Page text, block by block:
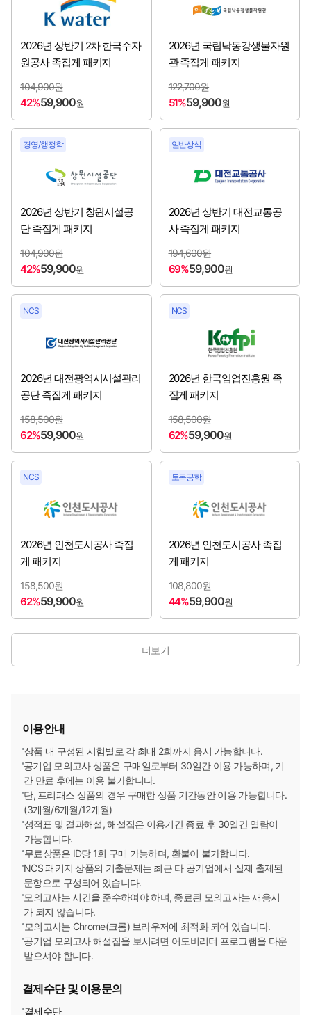
한국수자원공사 [2026년 3분기 채용시작]
한국전력기술㈜ [2026년 3분기 채용시작]
한국지능정보사회진흥원 [2026년 3분기 채용시작]
한국철도공사
한국콘텐츠진흥원 [2026년 3분기 채용시작]
한국투자공사 [2026년 3분기 채용시작]
한국형사·법무정책연구원 [2026년 3분기 채용시작]
한식진흥원
IBK기업은행 [2026년 3분기 채용시작]
공무원연금공단 [2026년 하반기 채용시작]
국립공원공단 [2026년 하반기 채용시작]
국민건강보험공단
국방과학연구소 [2026년 하반기 채용시작]
예금보험공사 [2026년 하반기 채용시작]
한국가스공사 [2026년 하반기 채용시작]
한국무역보험공사
한국사회보장정보원
한국석유공사
한국수출입은행
한국인터넷진흥원
한국장학재단
한국재정정보원 [2026년 하반기 채용시작]
한국중부발전㈜
2026년 상반기 2차 한국수자
원공사 족집게 패키지
104,900원
42%59,900원
2026년 국립낙동강생물자원
관 족집게 패키지
122,700원
51%59,900원
경영/행정학
2026년 상반기 창원시설공
단 족집게 패키지
104,900원
42%59,900원
일반상식
2026년 상반기 대전교통공
사 족집게 패키지
194,600원
69%59,900원
NCS
2026년 대전광역시시설관리
공단 족집게 패키지
158,500원
62%59,900원
NCS
2026년 한국임업진흥원 족
집게 패키지
158,500원
62%59,900원
NCS
2026년 인천도시공사 족집
게 패키지
158,500원
62%59,900원
토목공학
2026년 인천도시공사 족집
게 패키지
108,800원
44%59,900원
더보기
이용안내
상품 내 구성된 시험별로 각 최대 2회까지 응시 가능합니다.
공기업 모의고사 상품은 구매일로부터 30일간 이용 가능하며, 기
간 만료 후에는 이용 불가합니다.
단, 프리패스 상품의 경우 구매한 상품 기간동안 이용 가능합니다.
(3개월/6개월/12개월)
성적표 및 결과해설, 해설집은 이용기간 종료 후 30일간 열람이
가능합니다.
무료상품은 ID당 1회 구매 가능하며, 환불이 불가합니다.
NCS 패키지 상품의 기출문제는 최근 타 공기업에서 실제 출제된
문항으로 구성되어 있습니다.
모의고사는 시간을 준수하여야 하며, 종료된 모의고사는 재응시
가 되지 않습니다.
모의고사는 Chrome(크롬) 브라우저에 최적화 되어 있습니다.
공기업 모의고사 해설집을 보시려면 어도비리더 프로그램을 다운
받으셔야 합니다.
결제수단 및 이용문의
결제수단